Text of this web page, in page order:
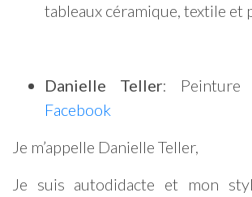
tableaux céramique, textile et
Danielle Teller: Peinture
Facebook
Je m’appelle Danielle Teller,
Je suis autodidacte et mon